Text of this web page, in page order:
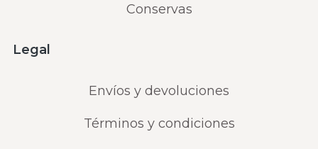
Conservas
Legal
Envíos y devoluciones
Términos y condiciones